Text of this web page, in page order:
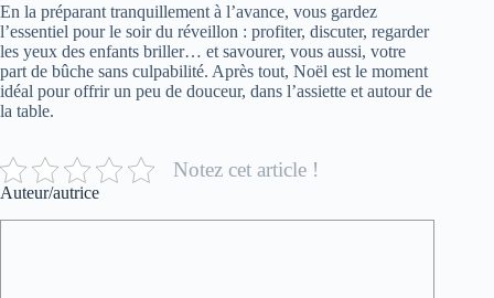
En la préparant tranquillement à l’avance, vous gardez
l’essentiel pour le soir du réveillon : profiter, discuter, regarder
les yeux des enfants briller… et savourer, vous aussi, votre
part de bûche sans culpabilité. Après tout, Noël est le moment
idéal pour offrir un peu de douceur, dans l’assiette et autour de
la table.
Notez cet article !
Auteur/autrice